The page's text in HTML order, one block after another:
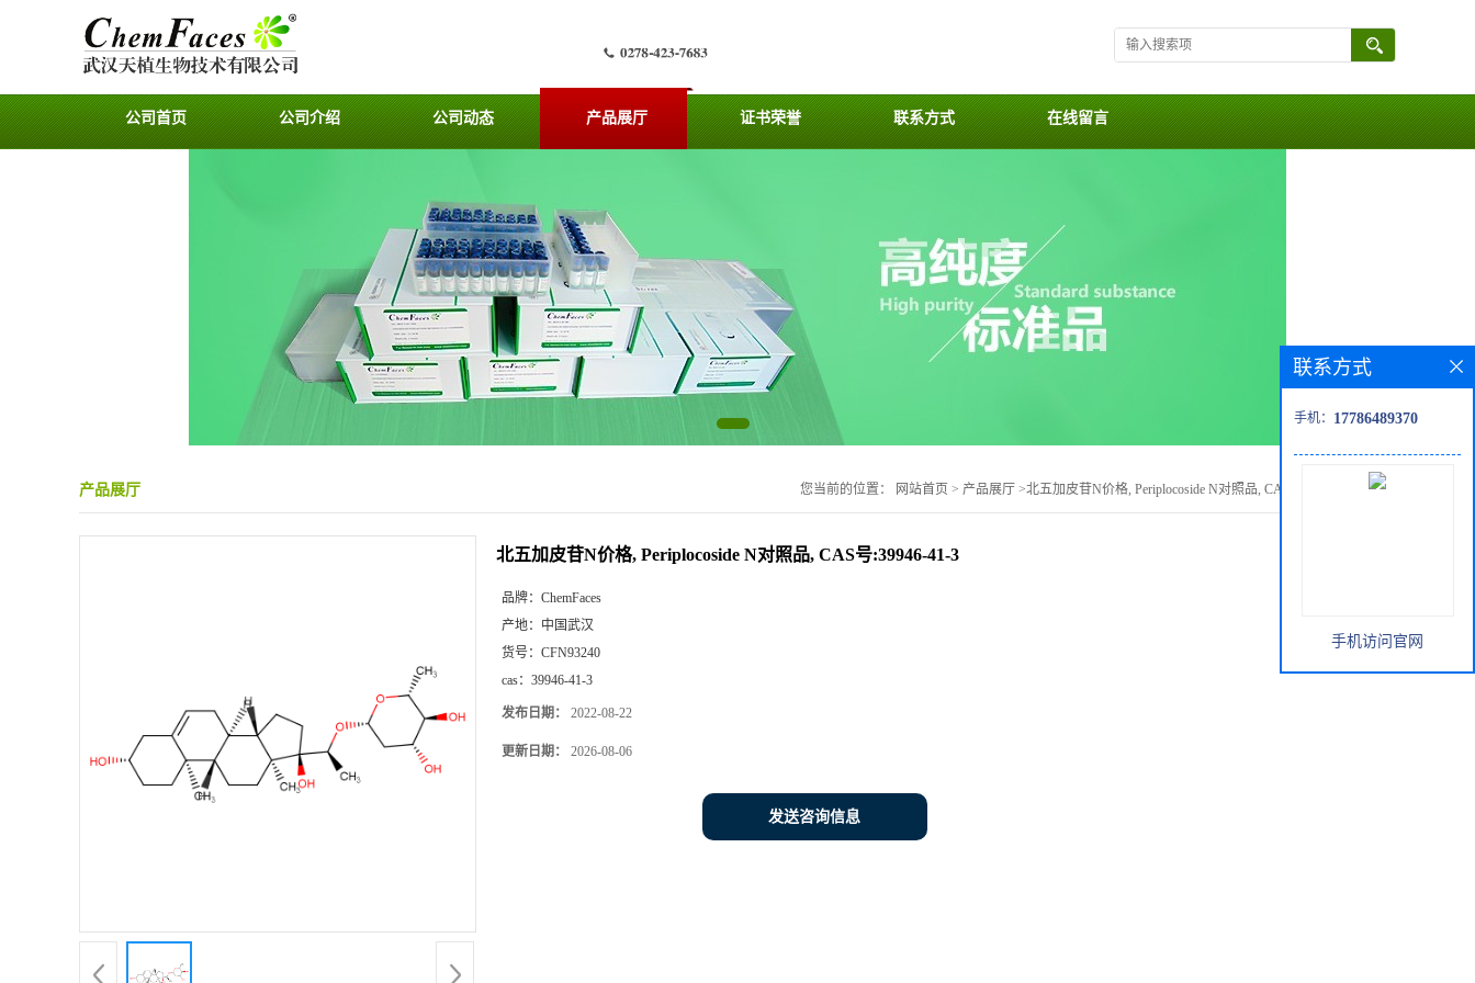
公司首页 公司介绍 公司动态 产品展厅 证书荣誉 联系方式 在线留言
产品展厅 您当前的位置： 网站首页 > 产品展厅 >北五加皮苷N价格, Periplocoside N对照品, CAS号:39946-41-3
北五加皮苷N价格, Periplocoside N对照品, CAS号:39946-41-3
品牌： ChemFaces
产地： 中国武汉
货号： CFN93240
cas： 39946-41-3
发布日期： 2022-08-22
更新日期： 2026-08-06
发送咨询信息
联系方式
手机： 17786489370
手机访问官网